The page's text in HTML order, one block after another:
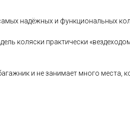
надёжных и функциональных
коляски практически
и не занимает много места,